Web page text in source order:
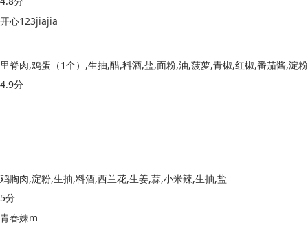
开心123jiajia
里脊肉,鸡蛋（1个）,生抽,醋,料酒,盐,面粉,油,菠萝,青椒,红椒,番茄酱,淀
4.9分
鸡胸肉,淀粉,生抽,料酒,西兰花,生姜,蒜,小米辣,生抽,盐
5分
青春妹m